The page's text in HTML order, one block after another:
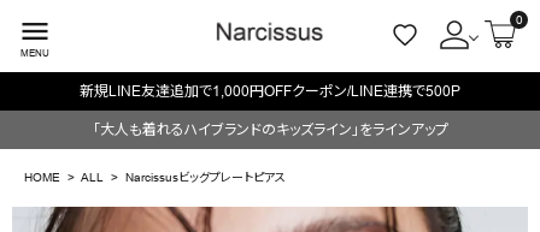
menu
MENU
0
ようこそ ゲスト 様
新規LINE友達追加で1,000円OFFクーポン/LINE連携で500P
「大人も着れるハイブランドのキッズライン」をラインアップ
HOME ALL Narcissusビッグプレートピアス